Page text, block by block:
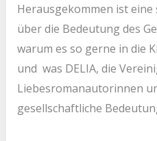
Herausgekommen ist
über die Bedeutung des
warum es so gerne in die
und was DELIA, die
Liebesromanautorinnen
gesellschaftliche